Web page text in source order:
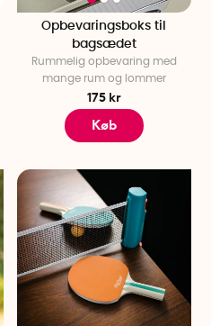
Opbevaringsboks til
bagsædet
Rummelig opbevaring med
mange rum og lommer
175 kr
Køb